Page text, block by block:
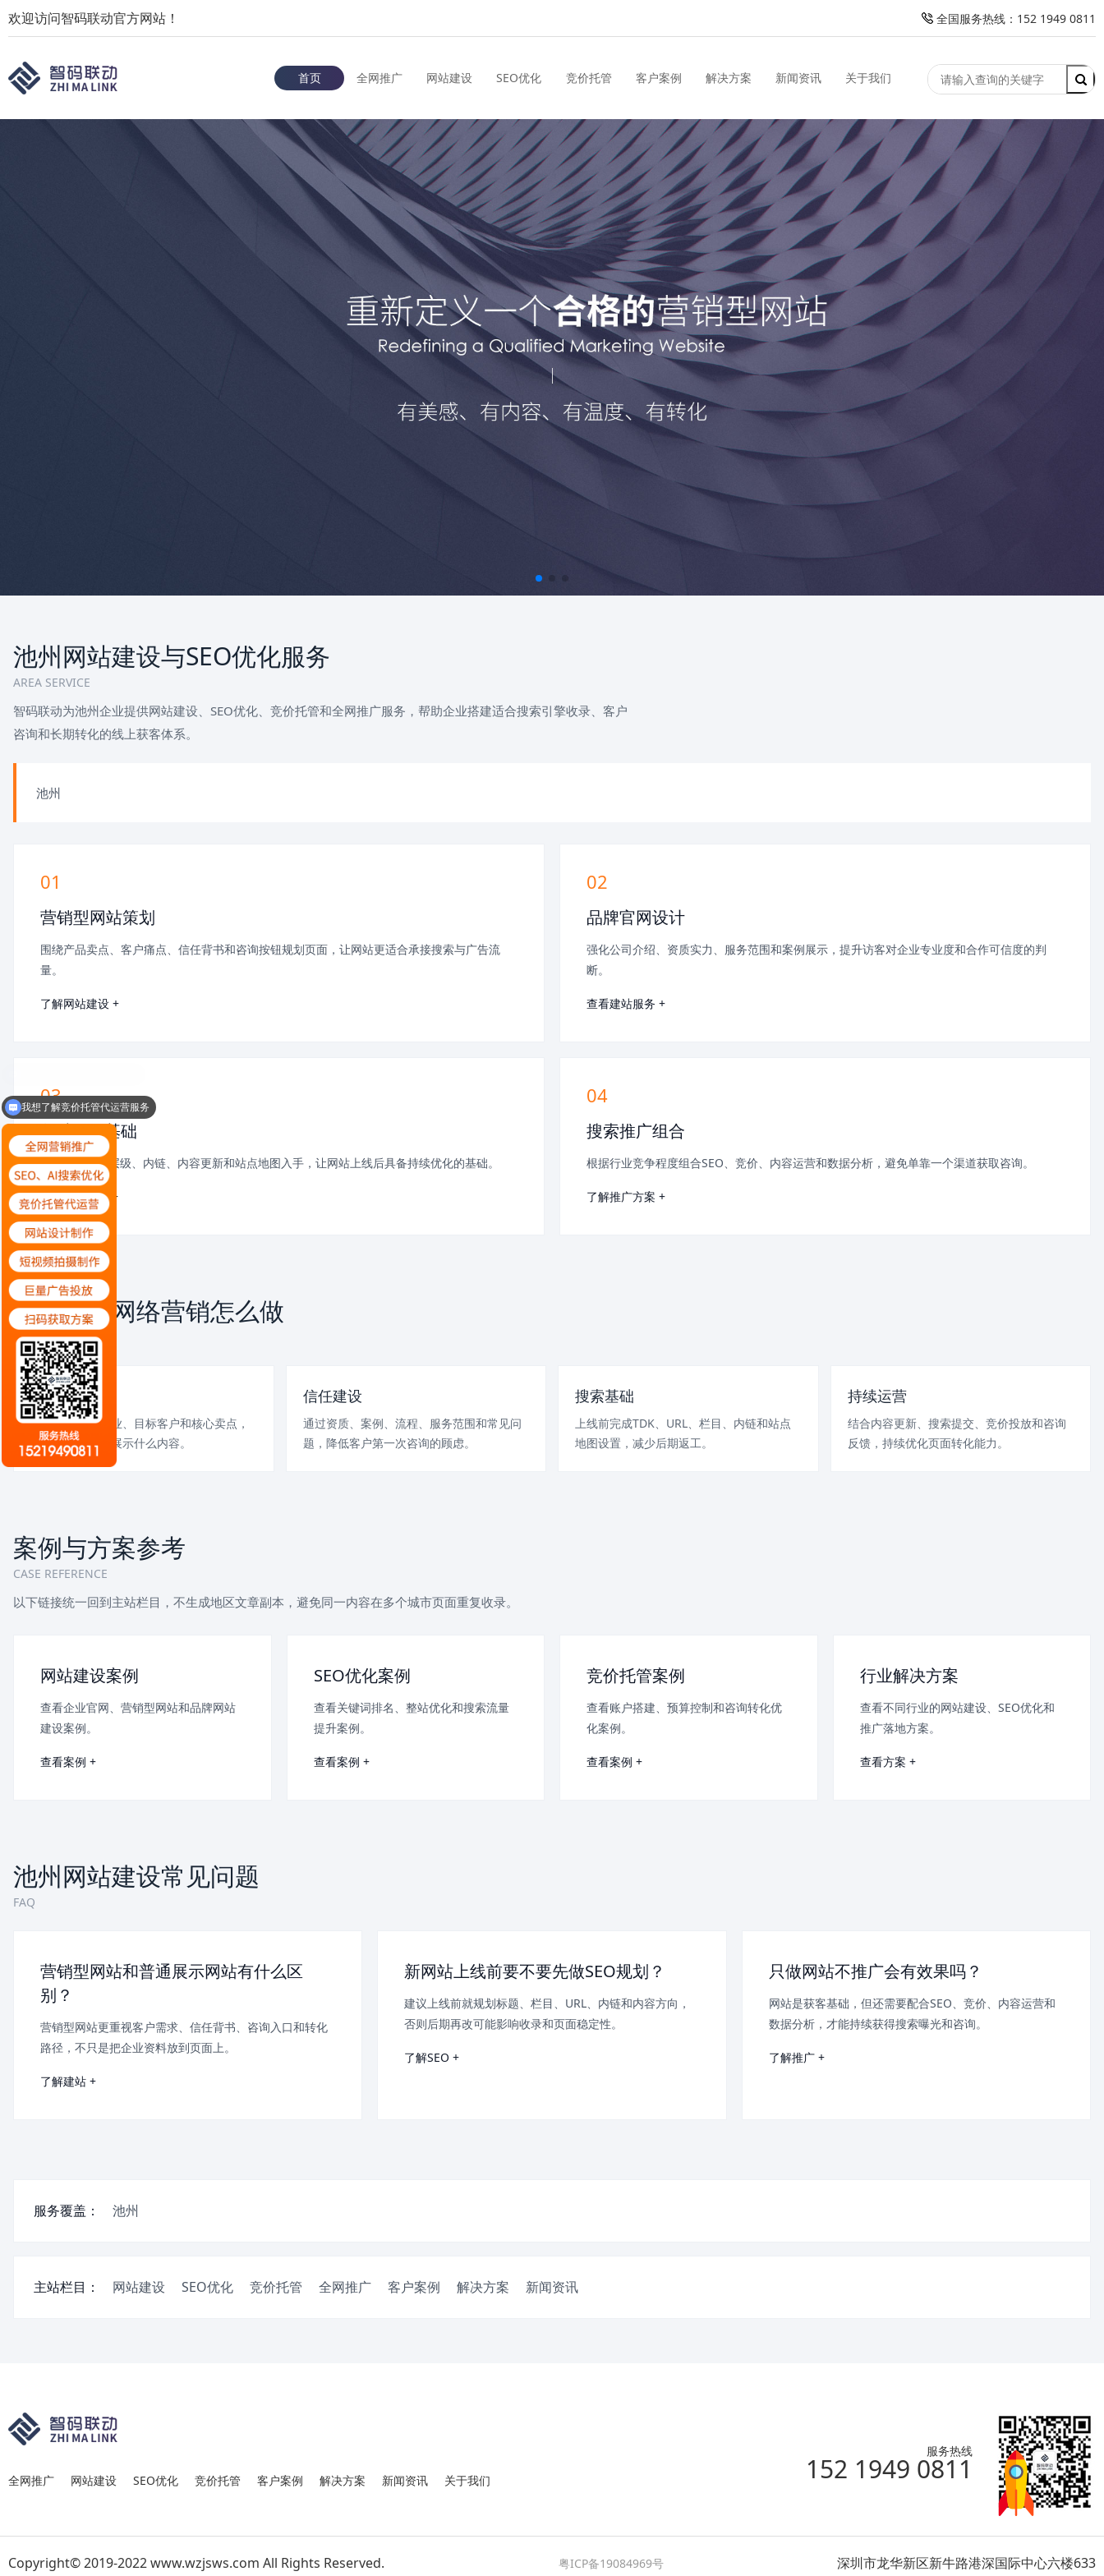
欢迎访问智码联动官方网站！ 全国服务热线：152 1949 0811
首页 全网推广 网站建设 SEO优化 竞价托管 客户案例 解决方案 新闻资讯 关于我们
池州网站建设与SEO优化服务
AREA SERVICE
智码联动为池州企业提供网站建设、SEO优化、竞价托管和全网推广服务，帮助企业搭建适合搜索引擎收录、客户
咨询和长期转化的线上获客体系。
池州
01
营销型网站策划
围绕产品卖点、客户痛点、信任背书和咨询按钮规划页面，让网站更适合承接搜索与广告流
量。
了解网站建设 +
02
品牌官网设计
强化公司介绍、资质实力、服务范围和案例展示，提升访客对企业专业度和合作可信度的判
断。
查看建站服务 +
03
整站SEO基础
从TDK、页面层级、内链、内容更新和站点地图入手，让网站上线后具备持续优化的基础。
了解SEO优化 +
04
搜索推广组合
根据行业竞争程度组合SEO、竞价、内容运营和数据分析，避免单靠一个渠道获取咨询。
了解推广方案 +
池州企业网络营销怎么做
SERVICE PLAN
行业定位
明确企业所在行业、目标客户和核心卖点，
确定网站要重点展示什么内容。
信任建设
通过资质、案例、流程、服务范围和常见问
题，降低客户第一次咨询的顾虑。
搜索基础
上线前完成TDK、URL、栏目、内链和站点
地图设置，减少后期返工。
持续运营
结合内容更新、搜索提交、竞价投放和咨询
反馈，持续优化页面转化能力。
案例与方案参考
CASE REFERENCE
以下链接统一回到主站栏目，不生成地区文章副本，避免同一内容在多个城市页面重复收录。
网站建设案例
查看企业官网、营销型网站和品牌网站
建设案例。
查看案例 +
SEO优化案例
查看关键词排名、整站优化和搜索流量
提升案例。
查看案例 +
竞价托管案例
查看账户搭建、预算控制和咨询转化优
化案例。
查看案例 +
行业解决方案
查看不同行业的网站建设、SEO优化和
推广落地方案。
查看方案 +
池州网站建设常见问题
FAQ
营销型网站和普通展示网站有什么区
别？
营销型网站更重视客户需求、信任背书、咨询入口和转化
路径，不只是把企业资料放到页面上。
了解建站 +
新网站上线前要不要先做SEO规划？
建议上线前就规划标题、栏目、URL、内链和内容方向，
否则后期再改可能影响收录和页面稳定性。
了解SEO +
只做网站不推广会有效果吗？
网站是获客基础，但还需要配合SEO、竞价、内容运营和
数据分析，才能持续获得搜索曝光和咨询。
了解推广 +
服务覆盖： 池州
主站栏目： 网站建设 SEO优化 竞价托管 全网推广 客户案例 解决方案 新闻资讯
全网推广 网站建设 SEO优化 竞价托管 客户案例 解决方案 新闻资讯 关于我们
服务热线
152 1949 0811
Copyright© 2019-2022 www.wzjsws.com All Rights Reserved. 粤ICP备19084969号 深圳市龙华新区新牛路港深国际中心六楼633
我想了解竞价托管代运营服务